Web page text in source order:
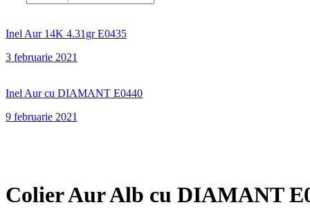
Inel Aur 14K 4.31gr E0435
3 februarie 2021
Inel Aur cu DIAMANT E0440
9 februarie 2021
Colier Aur Alb cu DIAMANT